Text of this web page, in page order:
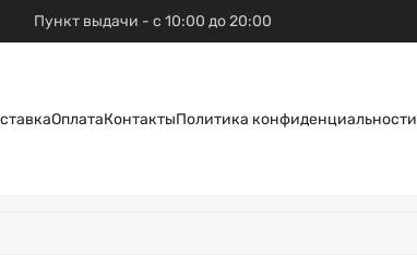
Пункт выдачи - с 10:00 до 20:00
ОплатаКонтактыПолитика конфиденциальности